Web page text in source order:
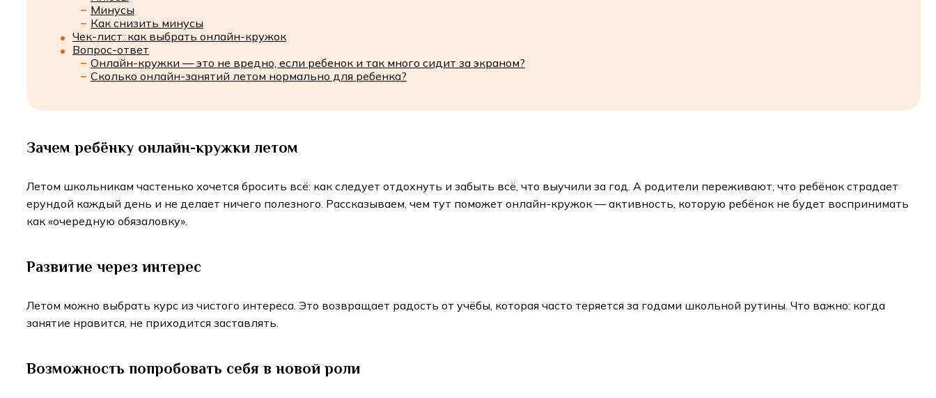
Минусы
Как снизить минусы
Чек-лист: как выбрать онлайн-кружок
Вопрос-ответ
Онлайн-кружки — это не вредно, если ребенок и так много сидит за экраном?
Сколько онлайн-занятий летом нормально для ребенка?
Зачем ребёнку онлайн-кружки летом
Летом школьникам частенько хочется бросить всё: как следует отдохнуть и забыть всё, что выучили за год. А родители переживают, что ребёнок страдает
ерундой каждый день и не делает ничего полезного. Рассказываем, чем тут поможет онлайн-кружок — активность, которую ребёнок не будет воспринимать
как «очередную обязаловку».
Развитие через интерес
Летом можно выбрать курс из чистого интереса. Это возвращает радость от учёбы, которая часто теряется за годами школьной рутины. Что важно: когда
занятие нравится, не приходится заставлять.
Возможность попробовать себя в новой роли